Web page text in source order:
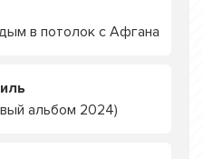
в потолок с Афгана
альбом 2024)